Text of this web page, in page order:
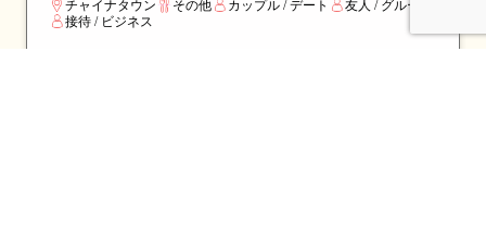
チャイナタウン その他 カップル / デート
友人 / グループ
接待 / ビジネス